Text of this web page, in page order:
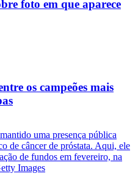
foto em que aparece
os campeões mais